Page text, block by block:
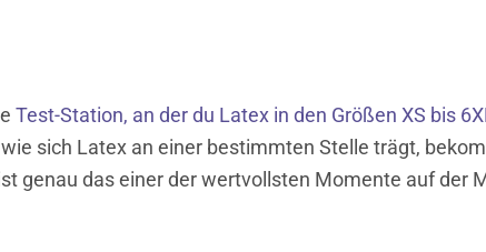
Test-Station, an der du Latex in den Größen XS bis
sich Latex an einer bestimmten Stelle trägt,
genau das einer der wertvollsten Momente auf der